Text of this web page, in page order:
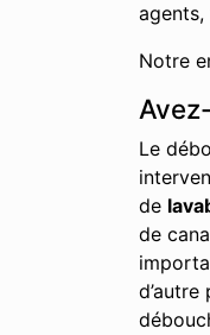
Notre
Le
de
de